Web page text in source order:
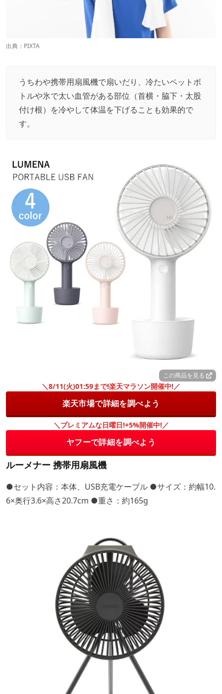
出典：PIXTA
うちわや携帯用扇風機で扇いだり、冷たいペットボ
トルや氷で太い血管がある部位（首横・脇下・太股
付け根）を冷やして体温を下げることも効果的で
す。
この商品を見る
＼8/11(火)01:59まで!楽天マラソン開催中!／
楽天市場で詳細を調べよう
＼プレミアムな日曜日!+5%開催中!／
ヤフーで詳細を調べよう
ルーメナー 携帯用扇風機
●セット内容：本体、USB充電ケーブル ●サイズ：約幅10.
6×奥行3.6×高さ20.7cm ●重さ：約165g